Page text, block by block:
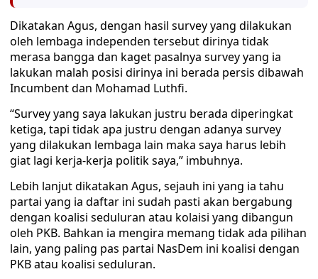
Dikatakan Agus, dengan hasil survey yang dilakukan
oleh lembaga independen tersebut dirinya tidak
merasa bangga dan kaget pasalnya survey yang ia
lakukan malah posisi dirinya ini berada persis dibawah
Incumbent dan Mohamad Luthfi.
“Survey yang saya lakukan justru berada diperingkat
ketiga, tapi tidak apa justru dengan adanya survey
yang dilakukan lembaga lain maka saya harus lebih
giat lagi kerja-kerja politik saya,” imbuhnya.
Lebih lanjut dikatakan Agus, sejauh ini yang ia tahu
partai yang ia daftar ini sudah pasti akan bergabung
dengan koalisi seduluran atau kolaisi yang dibangun
oleh PKB. Bahkan ia mengira memang tidak ada pilihan
lain, yang paling pas partai NasDem ini koalisi dengan
PKB atau koalisi seduluran.